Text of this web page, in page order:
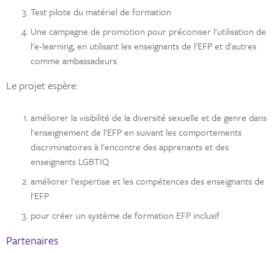
Test pilote du matériel de formation
Une campagne de promotion pour préconiser l'utilisation de
l'e-learning, en utilisant les enseignants de l'EFP et d'autres
comme ambassadeurs
Le projet espère:
améliorer la visibilité de la diversité sexuelle et de genre dans
l'enseignement de l'EFP en suivant les comportements
discriminatoires à l'encontre des apprenants et des
enseignants LGBTIQ
améliorer l'expertise et les compétences des enseignants de
l'EFP
pour créer un système de formation EFP inclusif
Partenaires